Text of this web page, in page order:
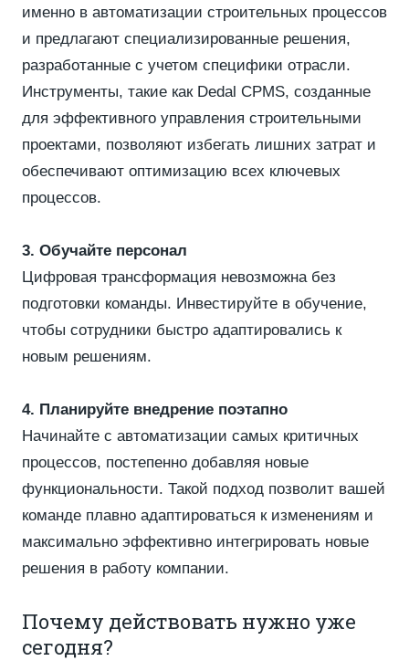
именно в автоматизации строительных процессов
и предлагают специализированные решения,
разработанные с учетом специфики отрасли.
Инструменты, такие как Dedal CPMS, созданные
для эффективного управления строительными
проектами, позволяют избегать лишних затрат и
обеспечивают оптимизацию всех ключевых
процессов.
3. Обучайте персонал
Цифровая трансформация невозможна без
подготовки команды. Инвестируйте в обучение,
чтобы сотрудники быстро адаптировались к
новым решениям.
4. Планируйте внедрение поэтапно
Начинайте с автоматизации самых критичных
процессов, постепенно добавляя новые
функциональности. Такой подход позволит вашей
команде плавно адаптироваться к изменениям и
максимально эффективно интегрировать новые
решения в работу компании.
Почему действовать нужно уже
сегодня?